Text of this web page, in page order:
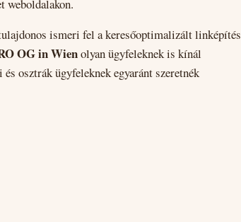
weboldalakon.
ismeri fel a keresőoptimalizált linképítés
OG in Wienolyan ügyfeleknek is kínál
osztrák ügyfeleknek egyaránt szeretnék